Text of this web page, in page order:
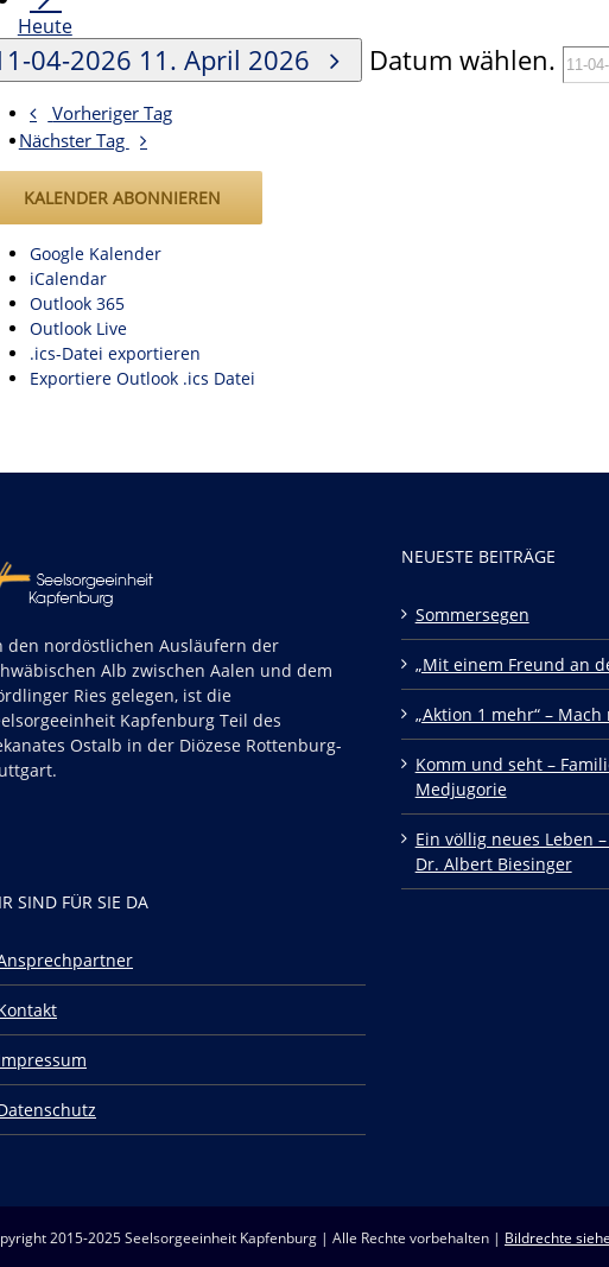
Heute
04-2026 11. April 2026 Datum wählen.
Vorheriger Tag
Nächster Tag
KALENDER ABONNIEREN
Google Kalender
iCalendar
Outlook 365
Outlook Live
.ics-Datei exportieren
Exportiere Outlook .ics Datei
den nordöstlichen Ausläufern der
Alb zwischen Aalen und dem
Ries gelegen, ist die
Kapfenburg Teil des
Ostalb in der Diözese Rottenburg-
NEUESTE BEITRÄGE
Sommersegen
„Mit einem Freund an
„Aktion 1 mehr“ – Mach
Komm und seht –
Medjugorie
Ein völlig neues Leben
Dr. Albert Biesinger
SIND FÜR SIE DA
2015-2025 Seelsorgeeinheit Kapfenburg | Alle Rechte vorbehalten | Bildrechte